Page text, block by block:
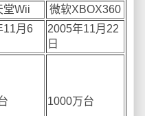
堂Wii
微软XBOX360
11月6
2005年11月22
日
1000万台